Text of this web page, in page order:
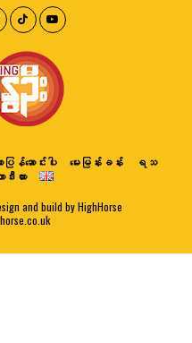
ပြန်ဆောင်းပါး မေးမြန်းခန်း
ရသ
းယား
and build by HighHorse